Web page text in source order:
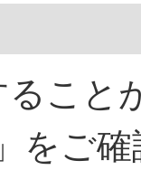
ること
」をご